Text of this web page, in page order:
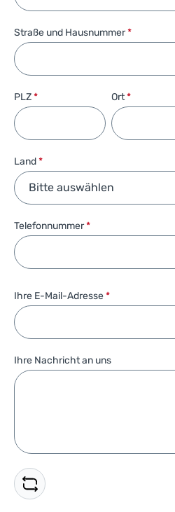
Straße und Hausnummer*
PLZ* Ort*
Land*
Telefonnummer*
Ihre E-Mail-Adresse*
Ihre Nachricht an uns